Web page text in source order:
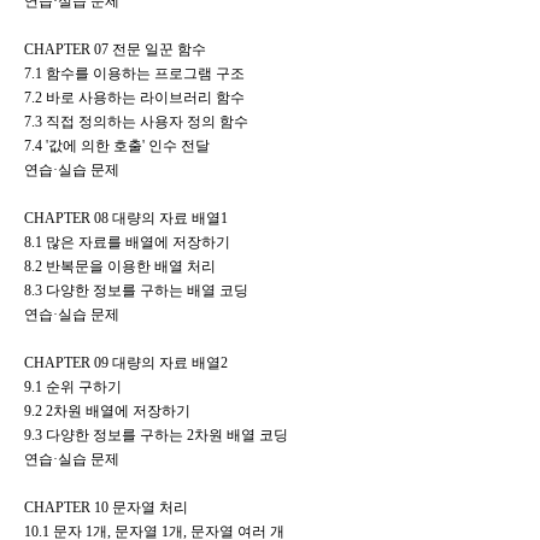
CHAPTER 07 전문 일꾼 함수
7.1 함수를 이용하는 프로그램 구조
7.2 바로 사용하는 라이브러리 함수
7.3 직접 정의하는 사용자 정의 함수
7.4 '값에 의한 호출' 인수 전달
연습·실습 문제
CHAPTER 08 대량의 자료 배열1
8.1 많은 자료를 배열에 저장하기
8.2 반복문을 이용한 배열 처리
8.3 다양한 정보를 구하는 배열 코딩
연습·실습 문제
CHAPTER 09 대량의 자료 배열2
9.1 순위 구하기
9.2 2차원 배열에 저장하기
9.3 다양한 정보를 구하는 2차원 배열 코딩
연습·실습 문제
CHAPTER 10 문자열 처리
10.1 문자 1개, 문자열 1개, 문자열 여러 개